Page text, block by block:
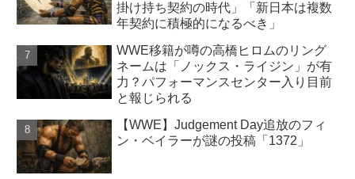
掛け持ち契約の時代」「新日本は複数
年契約に積極的になるべき」
WWE移籍が噂の高橋ヒロムのリング
ネームは「ノックス・ライジン」が有
力？パフォーマンスセンター入り目前
と報じられる
【WWE】Judgement Day追放のフィ
ン・ベイラーが謎の投稿「1372」